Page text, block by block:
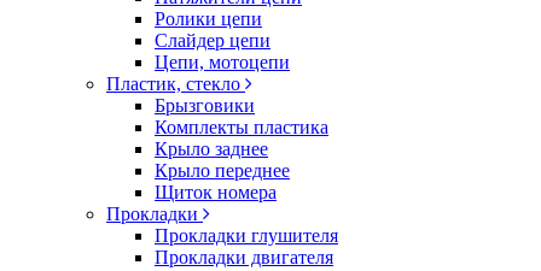
Ролики цепи
Слайдер цепи
Цепи, мотоцепи
Пластик, стекло
Брызговики
Комплекты пластика
Крыло заднее
Крыло переднее
Щиток номера
Прокладки
Прокладки глушителя
Прокладки двигателя